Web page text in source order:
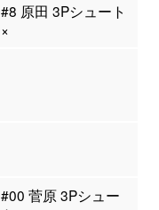
#8 原田 3Pシュート
×
#00 菅原 3Pシュー